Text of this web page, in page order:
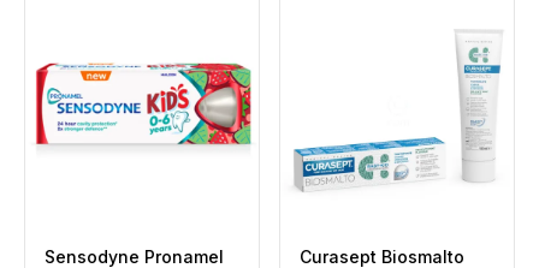
Sensodyne Pronamel
Curasept Biosmalto